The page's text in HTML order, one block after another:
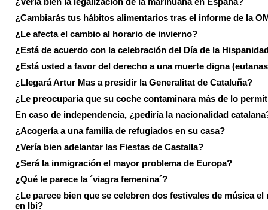
¿Cambiarás tus hábitos alimentarios tras el informe de la
¿Le afecta el cambio al horario de invierno?
¿Está de acuerdo con la celebración del Día de la
¿Está usted a favor del derecho a una muerte digna
¿Llegará Artur Mas a presidir la Generalitat de Cataluña?
¿Le preocuparía que su coche contaminara más de lo
En caso de independencia, ¿pediría la nacionalidad
¿Acogería a una familia de refugiados en su casa?
¿Vería bien adelantar las Fiestas de Castalla?
¿Será la inmigración el mayor problema de Europa?
¿Qué le parece la ´viagra femenina´?
¿Le parece bien que se celebren dos festivales de música el
en Ibi?